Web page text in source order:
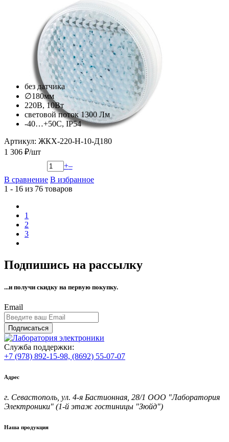
без датчика
∅180мм
220В, 10Вт
световой поток 1300 Лм
-40…+50С, IP54
Артикул: ЖКХ-220-Н-10-Д180
1 306 ₽/шт
+–
В сравнение В избранное
1 - 16 из 76 товаров
1
2
3
Подпишись на рассылку
...и получи скидку на первую покупку.
Email
Подписаться
Служба поддержки:
+7 (978) 892-15-98, (8692) 55-07-07
Адрес
г. Севастополь, ул. 4-я Бастионная, 28/1 ООО "Лаборатория
Электроники" (1-й этаж гостиницы "Зюйд")
Наша продукция